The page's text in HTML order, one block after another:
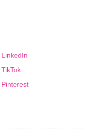
LinkedIn
TikTok
Pinterest